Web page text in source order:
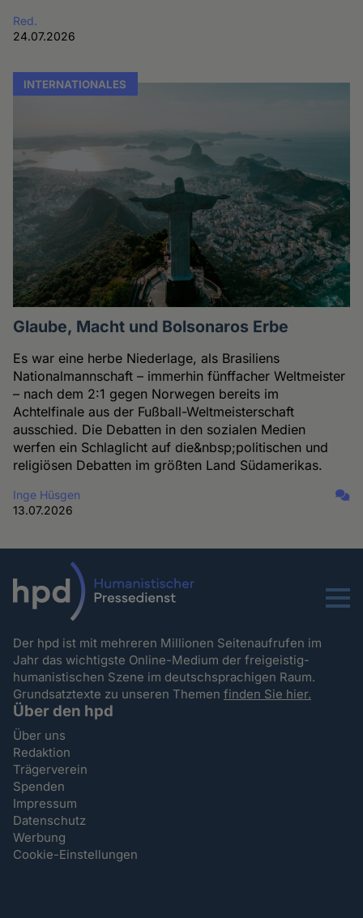
Red.
24.07.2026
INTERNATIONALES
Glaube, Macht und Bolsonaros Erbe
Es war eine herbe Niederlage, als Brasiliens
Nationalmannschaft – immerhin fünffacher Weltmeister
– nach dem 2:1 gegen Norwegen bereits im
Achtelfinale aus der Fußball-Weltmeisterschaft
ausschied. Die Debatten in den sozialen Medien
werfen ein Schlaglicht auf die&nbsp;politischen und
religiösen Debatten im größten Land Südamerikas.
Inge Hüsgen
13.07.2026
Menu
Der hpd ist mit mehreren Millionen Seitenaufrufen im
Jahr das wichtigste Online-Medium der freigeistig-
humanistischen Szene im deutschsprachigen Raum.
Grundsatztexte zu unseren Themenfinden Sie hier.
Über den hpd
Über uns
Redaktion
Trägerverein
Spenden
Impressum
Datenschutz
Werbung
Cookie-Einstellungen